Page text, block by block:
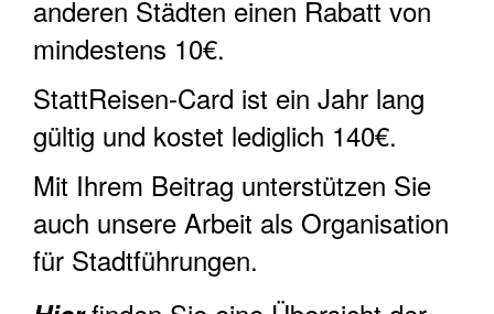
anderen Städten einen Rabatt von
mindestens 10€.
StattReisen-Card ist ein Jahr lang
gültig und kostet lediglich 140€.
Mit Ihrem Beitrag unterstützen Sie
auch unsere Arbeit als Organisation
für Stadtführungen.